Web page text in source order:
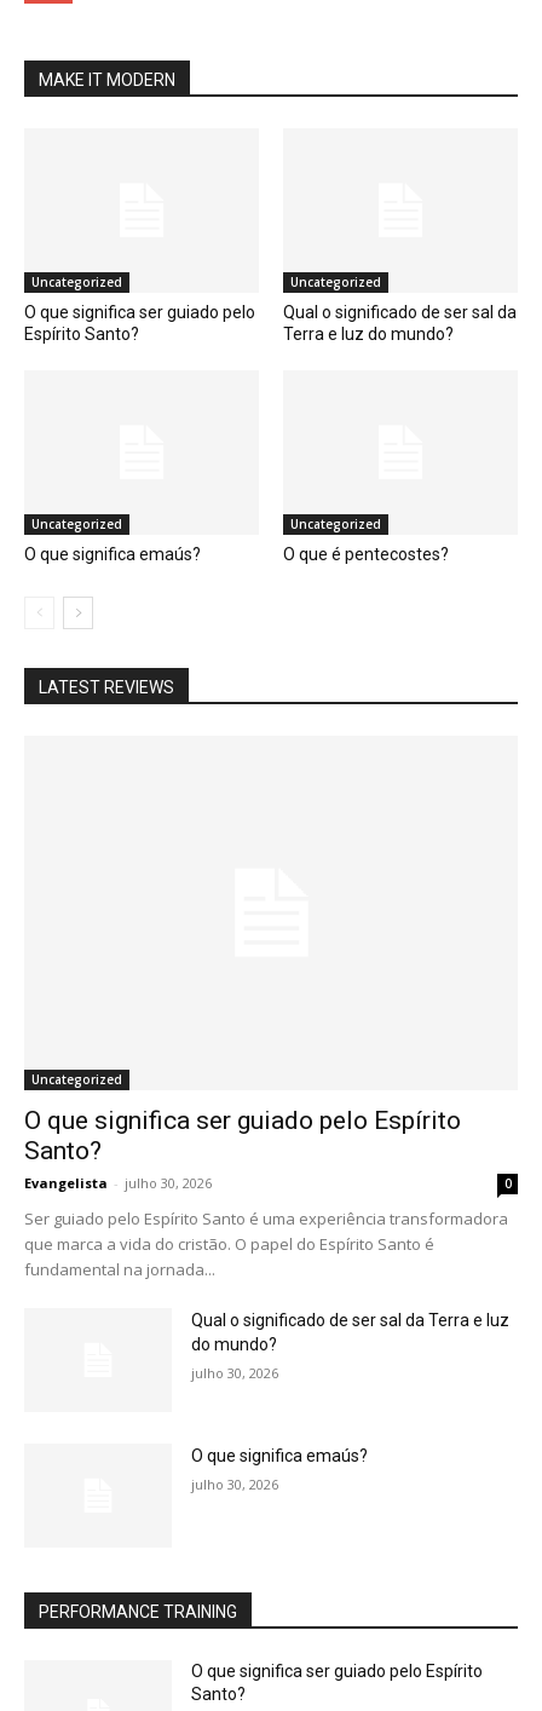
MAKE IT MODERN
Uncategorized
O que significa ser guiado pelo
Espírito Santo?
Uncategorized
Qual o significado de ser sal da
Terra e luz do mundo?
Uncategorized
O que significa emaús?
Uncategorized
O que é pentecostes?
LATEST REVIEWS
Uncategorized
O que significa ser guiado pelo Espírito
Santo?
Evangelista - julho 30, 2026 0
Ser guiado pelo Espírito Santo é uma experiência transformadora
que marca a vida do cristão. O papel do Espírito Santo é
fundamental na jornada...
Qual o significado de ser sal da Terra e luz
do mundo?
julho 30, 2026
O que significa emaús?
julho 30, 2026
PERFORMANCE TRAINING
O que significa ser guiado pelo Espírito
Santo?